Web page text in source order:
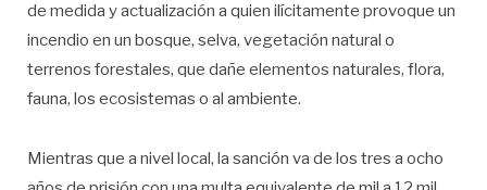
de medida y actualización a quien ilícitamente provoque un
incendio en un bosque, selva, vegetación natural o
terrenos forestales, que dañe elementos naturales, flora,
fauna, los ecosistemas o al ambiente.
Mientras que a nivel local, la sanción va de los tres a ocho